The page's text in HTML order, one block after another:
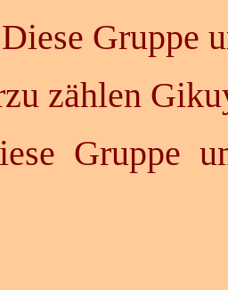
Gruppe
zählen
Gruppe